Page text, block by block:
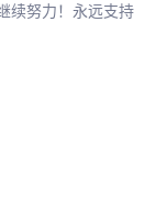
续努力！永远支持